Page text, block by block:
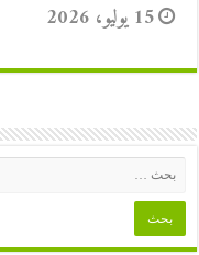
15 يوليو، 2026